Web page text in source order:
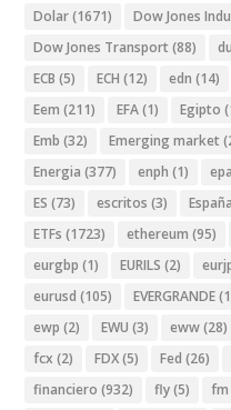
Dolar(1671) Dow Jones
Dow Jones Transport (88)
ECB (5) ECH (12) edn (14)
Eem (211) EFA(1) Egipto
Emb (32) Emerging market
Energia (377) enph (1)
ES (73) escritos (3) España
ETFs (1723) ethereum (95)
eurgbp (1) EURILS (2)
eurusd (105) EVERGRANDE
ewp (2) EWU (3) eww(28)
fcx (2) FDX(5) Fed (26)
financiero (932) fly(5) fm